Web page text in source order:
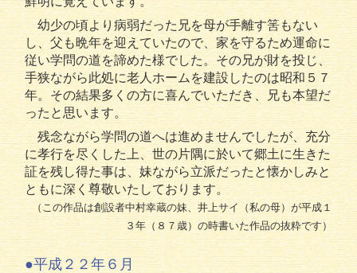
幼少の頃より病弱だった兄を母が手離す筈もない
し、父も晩年を迎えていたので、家を守るため運命に
従い学問の道を諦めた様でした。その兄が財を投じ、
手狭ながら此処に老人ホームを建設したのは昭和５７
年。その結果多くの方に喜んでいただき、兄も本望だ
ったと思います。
残念ながら学問の道へは進めませんでしたが、充分
に孝行を尽くした上、世の片隅に於いて郷土に生きた
証を残し得た事は、妹ながら立派だったと懐かしみと
ともに深く尊敬いたしております。
（この作品は創設者中村幸蔵の妹、井上サイ（私の母）が平成１
３年（８７歳）の時書いた作品の抜粋です）
●平成２２年６月